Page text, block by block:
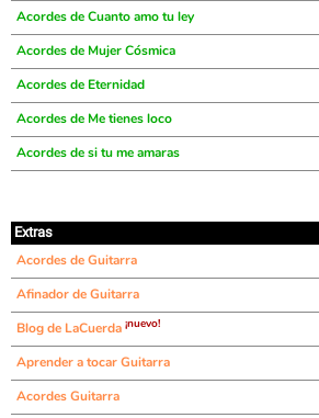
Acordes de Cuanto amo tu ley
Acordes de Mujer Cósmica
Acordes de Eternidad
Acordes de Me tienes loco
Acordes de si tu me amaras
Extras
Acordes de Guitarra
Afinador de Guitarra
Blog de LaCuerda ¡nuevo!
Aprender a tocar Guitarra
Acordes Guitarra